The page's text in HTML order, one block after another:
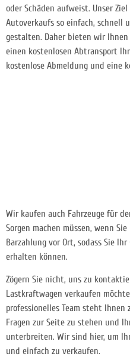
oder Schäden aufweist. Unser
Autoverkaufs so einfach, schnell
gestalten. Daher bieten wir
einen kostenlosen Abtransport
kostenlose Abmeldung und eine
Wir kaufen auch Fahrzeuge für
Sorgen machen müssen, wenn
Barzahlung vor Ort, sodass Sie
erhalten können.
Zögern Sie nicht, uns zu
Lastkraftwagen verkaufen
professionelles Team steht
Fragen zur Seite zu stehen und
unterbreiten. Wir sind hier, um
und einfach zu verkaufen.